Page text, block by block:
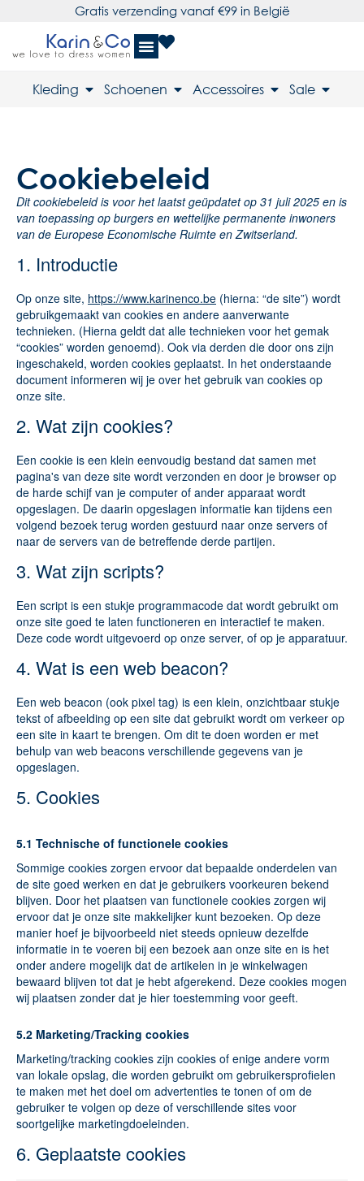
Gratis verzending vanaf €99 in België
Kleding Schoenen Accessoires Sale
Cookiebeleid
Dit cookiebeleid is voor het laatst geüpdatet op 31 juli 2025 en is
van toepassing op burgers en wettelijke permanente inwoners
van de Europese Economische Ruimte en Zwitserland.
1. Introductie
Op onze site, https://www.karinenco.be (hierna: “de site”) wordt
gebruikgemaakt van cookies en andere aanverwante
technieken. (Hierna geldt dat alle technieken voor het gemak
“cookies” worden genoemd). Ook via derden die door ons zijn
ingeschakeld, worden cookies geplaatst. In het onderstaande
document informeren wij je over het gebruik van cookies op
onze site.
2. Wat zijn cookies?
Een cookie is een klein eenvoudig bestand dat samen met
pagina's van deze site wordt verzonden en door je browser op
de harde schijf van je computer of ander apparaat wordt
opgeslagen. De daarin opgeslagen informatie kan tijdens een
volgend bezoek terug worden gestuurd naar onze servers of
naar de servers van de betreffende derde partijen.
3. Wat zijn scripts?
Een script is een stukje programmacode dat wordt gebruikt om
onze site goed te laten functioneren en interactief te maken.
Deze code wordt uitgevoerd op onze server, of op je apparatuur.
4. Wat is een web beacon?
Een web beacon (ook pixel tag) is een klein, onzichtbaar stukje
tekst of afbeelding op een site dat gebruikt wordt om verkeer op
een site in kaart te brengen. Om dit te doen worden er met
behulp van web beacons verschillende gegevens van je
opgeslagen.
5. Cookies
5.1 Technische of functionele cookies
Sommige cookies zorgen ervoor dat bepaalde onderdelen van
de site goed werken en dat je gebruikers voorkeuren bekend
blijven. Door het plaatsen van functionele cookies zorgen wij
ervoor dat je onze site makkelijker kunt bezoeken. Op deze
manier hoef je bijvoorbeeld niet steeds opnieuw dezelfde
informatie in te voeren bij een bezoek aan onze site en is het
onder andere mogelijk dat de artikelen in je winkelwagen
bewaard blijven tot dat je hebt afgerekend. Deze cookies mogen
wij plaatsen zonder dat je hier toestemming voor geeft.
5.2 Marketing/Tracking cookies
Marketing/tracking cookies zijn cookies of enige andere vorm
van lokale opslag, die worden gebruikt om gebruikersprofielen
te maken met het doel om advertenties te tonen of om de
gebruiker te volgen op deze of verschillende sites voor
soortgelijke marketingdoeleinden.
6. Geplaatste cookies